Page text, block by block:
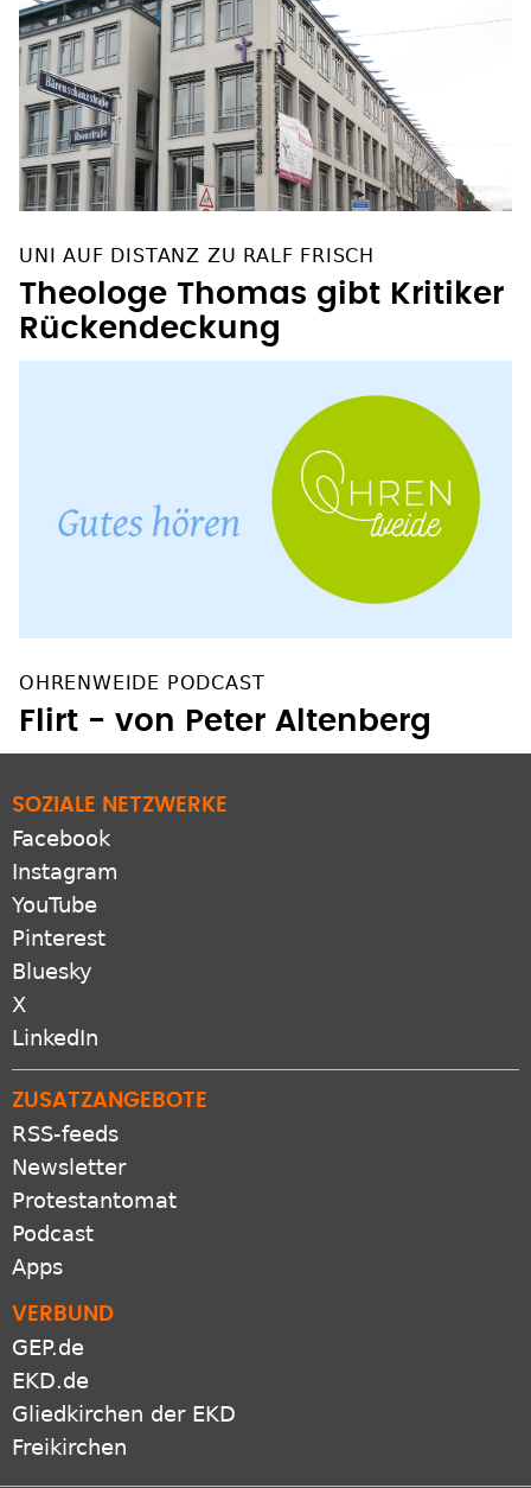
UNI AUF DISTANZ ZU RALF FRISCH
Theologe Thomas gibt Kritiker
Rückendeckung
OHRENWEIDE PODCAST
Flirt - von Peter Altenberg
SOZIALE NETZWERKE
Facebook
Instagram
YouTube
Pinterest
Bluesky
X
LinkedIn
ZUSATZANGEBOTE
RSS-feeds
Newsletter
Protestantomat
Podcast
Apps
VERBUND
GEP.de
EKD.de
Gliedkirchen der EKD
Freikirchen